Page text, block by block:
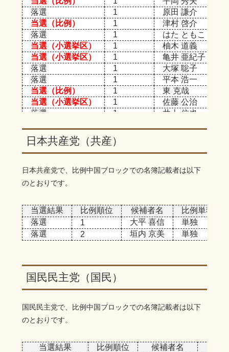
落選
1 原田 謙介
当選（比例）
1 津村 啓介
落選
1 はた ともこ
当選（小選挙区）
1 柚木 道義
当選（小選挙区）
1 亀井 亜紀子
落選
1 大塚 聡子
落選
1 平本 浩一
当選（比例）
1 東 克哉
当選（小選挙区）
1 佐藤 公治
落選
1 井上 信也
落選
1
落選
15
日本共産党（共産）
日本共産党で、比例中国ブロックでの名簿記載者は以下
のとおりです。
当選結果 比例順位 候補者名
比例単独/重
落選
1 大平 喜信
単独
落選
2 垣内 京美 単独
国民民主党（国民）
国民民主党で、比例中国ブロックでの名簿記載者は以下
のとおりです。
当選結果 比例順位 候補者名